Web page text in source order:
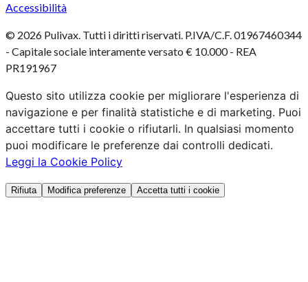
Accessibilità
© 2026 Pulivax. Tutti i diritti riservati. P.IVA/C.F. 01967460344
- Capitale sociale interamente versato € 10.000 - REA
PR191967
Questo sito utilizza cookie per migliorare l'esperienza di
navigazione e per finalità statistiche e di marketing. Puoi
accettare tutti i cookie o rifiutarli. In qualsiasi momento
puoi modificare le preferenze dai controlli dedicati.
Leggi la Cookie Policy
Rifiuta Modifica preferenze Accetta tutti i cookie